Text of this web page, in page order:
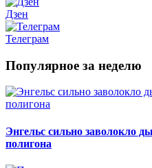
Дзен
Телеграм
Популярное за неделю
Энгельс сильно заволокло
полигона